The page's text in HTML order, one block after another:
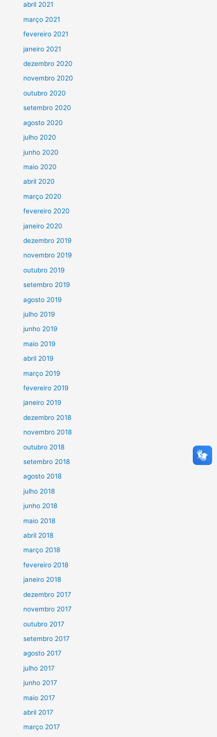
abril 2021
março 2021
fevereiro 2021
janeiro 2021
dezembro 2020
novembro 2020
outubro 2020
setembro 2020
agosto 2020
julho 2020
junho 2020
maio 2020
abril 2020
março 2020
fevereiro 2020
janeiro 2020
dezembro 2019
novembro 2019
outubro 2019
setembro 2019
agosto 2019
julho 2019
junho 2019
maio 2019
abril 2019
março 2019
fevereiro 2019
janeiro 2019
dezembro 2018
novembro 2018
outubro 2018
setembro 2018
agosto 2018
julho 2018
junho 2018
maio 2018
abril 2018
março 2018
fevereiro 2018
janeiro 2018
dezembro 2017
novembro 2017
outubro 2017
setembro 2017
agosto 2017
julho 2017
junho 2017
maio 2017
abril 2017
março 2017